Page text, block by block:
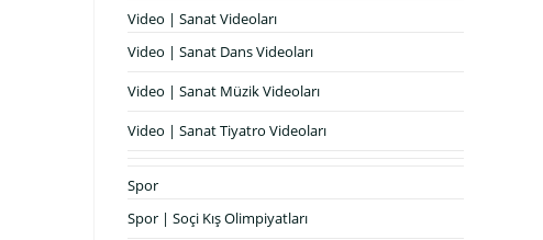
Video | Sanat Videoları
Video | Sanat Dans Videoları
Video | Sanat Müzik Videoları
Video | Sanat Tiyatro Videoları
Spor
Spor | Soçi Kış Olimpiyatları